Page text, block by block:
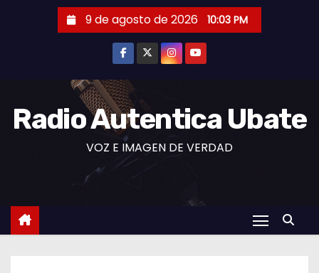
9 de agosto de 2026 10:03 PM
Radio Autentica Ubate
VOZ E IMAGEN DE VERDAD